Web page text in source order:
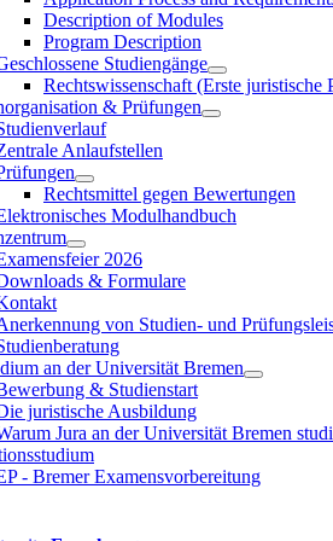
Description of Modules
Program Description
Studiengänge
Rechtswissenschaft (Erste juristische
& Prüfungen
Anlaufstellen
Rechtsmittel gegen Bewertungen
Modulhandbuch
2026
& Formulare
von Studien- und
an der Universität Bremen
& Studienstart
juristische Ausbildung
Jura an der Universität Bremen
- Bremer Examensvorbereitung